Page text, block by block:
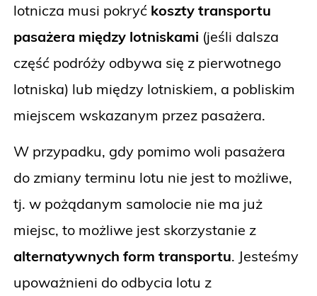
lotnicza musi pokryć koszty transportu
pasażera między lotniskami (jeśli dalsza
część podróży odbywa się z pierwotnego
lotniska) lub między lotniskiem, a pobliskim
miejscem wskazanym przez pasażera.
W przypadku, gdy pomimo woli pasażera
do zmiany terminu lotu nie jest to możliwe,
tj. w pożądanym samolocie nie ma już
miejsc, to możliwe jest skorzystanie z
alternatywnych form transportu. Jesteśmy
upoważnieni do odbycia lotu z